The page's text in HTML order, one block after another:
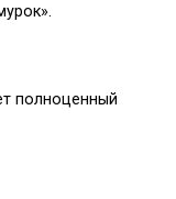
полноценный